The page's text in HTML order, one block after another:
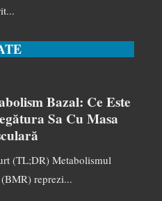
Bazal: Ce Este
Sa Cu Masa
(TL;DR) Metabolismul
reprezi...